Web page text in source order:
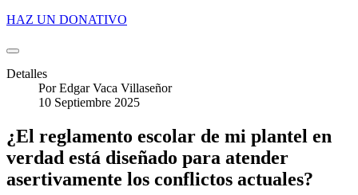
HAZ UN DONATIVO
Detalles
PorEdgar Vaca Villaseñor
10 Septiembre 2025
¿El reglamento escolar de mi plantel en
verdad está diseñado para atender
asertivamente los conflictos actuales?